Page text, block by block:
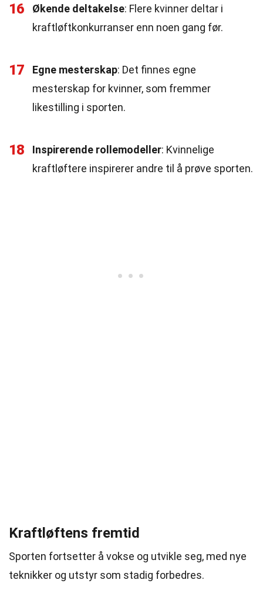
16 Økende deltakelse: Flere kvinner deltar i
kraftløftkonkurranser enn noen gang før.
17 Egne mesterskap: Det finnes egne
mesterskap for kvinner, som fremmer
likestilling i sporten.
18 Inspirerende rollemodeller: Kvinnelige
kraftløftere inspirerer andre til å prøve sporten.
Kraftløftens fremtid
Sporten fortsetter å vokse og utvikle seg, med nye
teknikker og utstyr som stadig forbedres.